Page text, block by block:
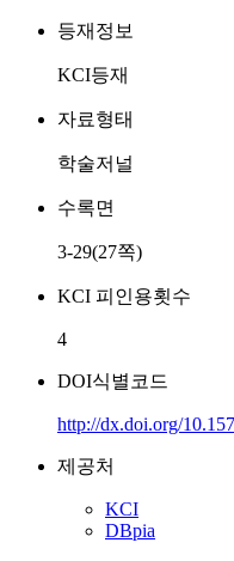
등재정보
KCI등재
자료형태
학술저널
수록면
3-29(27쪽)
KCI 피인용횟수
4
DOI식별코드
http://dx.doi.org/
제공처
KCI
DBpia